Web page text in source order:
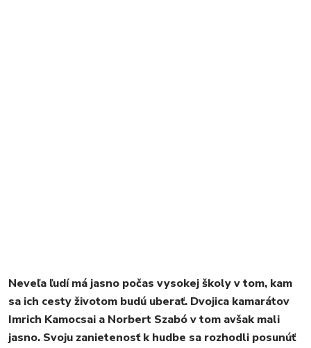
Neveľa ľudí má jasno počas vysokej školy v tom, kam
sa ich cesty životom budú uberať. Dvojica kamarátov
Imrich Kamocsai a Norbert Szabó v tom avšak mali
jasno. Svoju zanietenosť k hudbe sa rozhodli posunúť